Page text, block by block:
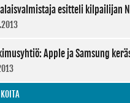
esitteli kilpailijan
Apple ja Samsung